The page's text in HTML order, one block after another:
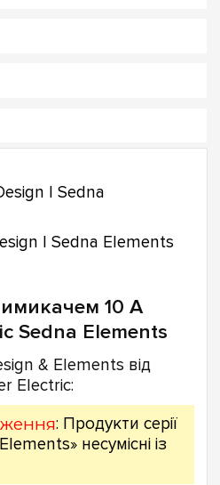
| Sedna
| Sedna Elements
10 A
Sedna Elements
& Elements від
Electric:
: Продукти серії
несумісні із